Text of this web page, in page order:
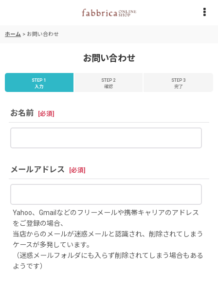
ホーム > お問い合わせ
お問い合わせ
STEP 1
入力
STEP 2
確認
STEP 3
完了
お名前 [必須]
メールアドレス [必須]
Yahoo、Gmailなどのフリーメールや携帯キャリアのアドレス
をご登録の場合、
当店からのメールが迷惑メールと認識され、削除されてしまう
ケースが多発しています。
（迷惑メールフォルダにも入らず削除されてしまう場合もある
ようです）